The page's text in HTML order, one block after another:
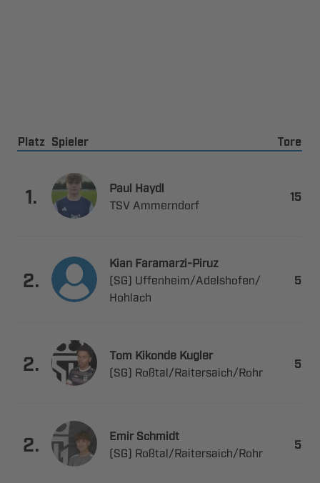
Platz Spieler Tore
.
 
 

.
 ​
 ​​


.
  
 ​​

.
 
 ​​
